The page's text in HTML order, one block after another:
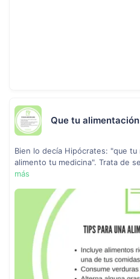
Que tu
Bien lo decía Hipócrates: "que
alimento tu medicina". Trata de
más